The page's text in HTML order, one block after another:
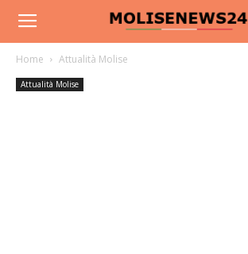
Home Attualità Molise
Attualità Molise